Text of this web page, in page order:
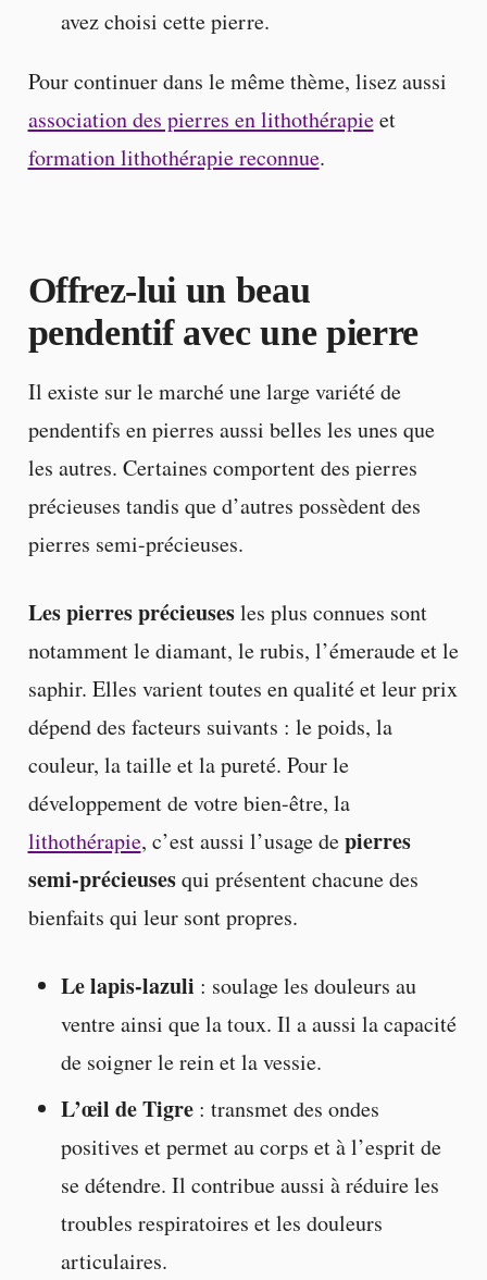
avez choisi cette pierre.
Pour continuer dans le même thème, lisez aussi
association des pierres en lithothérapieet
formation lithothérapie reconnue.
Offrez-lui un beau
pendentif avec une pierre
Il existe sur le marché une large variété de
pendentifs en pierres aussi belles les unes que
les autres. Certaines comportent des pierres
précieuses tandis que d’autres possèdent des
pierres semi-précieuses.
Les pierres précieusesles plus connues sont
notamment le diamant, le rubis, l’émeraude et le
saphir. Elles varient toutes en qualité et leur prix
dépend des facteurs suivants : le poids, la
couleur, la taille et la pureté. Pour le
développement de votre bien-être, la
lithothérapie, c’est aussi l’usage depierres
semi-précieusesqui présentent chacune des
bienfaits qui leur sont propres.
Le lapis-lazuli : soulage les douleurs au
ventre ainsi que la toux. Il a aussi la capacité
de soigner le rein et la vessie.
L’œil de Tigre: transmet des ondes
positives et permet au corps et à l’esprit de
se détendre. Il contribue aussi à réduire les
troubles respiratoires et les douleurs
articulaires.